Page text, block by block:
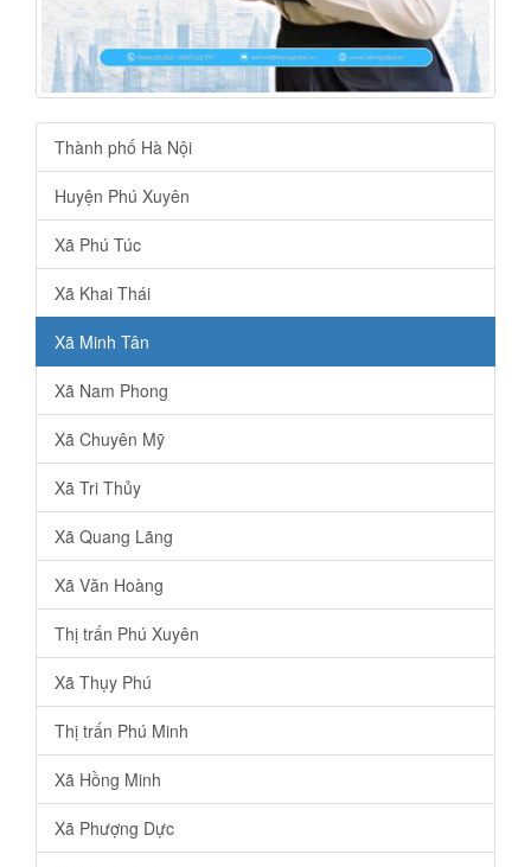
Thành phố Hà Nội
Huyện Phú Xuyên
Xã Phú Túc
Xã Khai Thái
Xã Minh Tân
Xã Nam Phong
Xã Chuyên Mỹ
Xã Tri Thủy
Xã Quang Lãng
Xã Văn Hoàng
Thị trấn Phú Xuyên
Xã Thụy Phú
Thị trấn Phú Minh
Xã Hồng Minh
Xã Phượng Dực